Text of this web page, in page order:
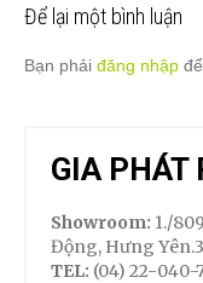
Để lại một bình luận
Bạn phải đăng nhập
GIA PHÁT
Showroom: 1./
Động, Hưng
TEL: (04) 22-040-